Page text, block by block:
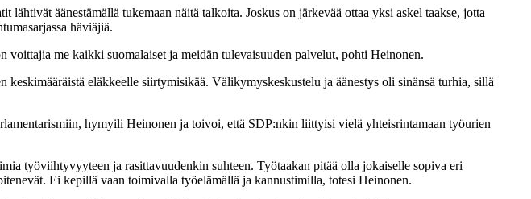
äänestämällä tukemaan näitä talkoita. Joskus on järkevää ottaa yksi askel taakse, jotta
häviäjiä.
me kaikki suomalaiset ja meidän tulevaisuuden palvelut, pohti Heinonen.
eläkkeelle siirtymisikää. Välikymyskeskustelu ja äänestys oli sinänsä turhia, sillä
hymyili Heinonen ja toivoi, että SDP:nkin liittyisi vielä yhteisrintamaan työurien
työviihtyvyyteen ja rasittavuudenkin suhteen. Työtaakan pitää olla jokaiselle sopiva eri
Ei kepillä vaan toimivalla työelämällä ja kannustimilla, totesi Heinonen.